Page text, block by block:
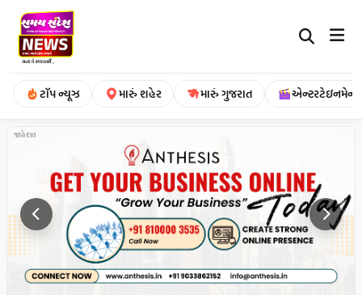
ટૉપ ન્યૂઝ મારું શહેર મારું ગુજરાત એન્ટરટેઇનમેન્ટ
જાહેરાત